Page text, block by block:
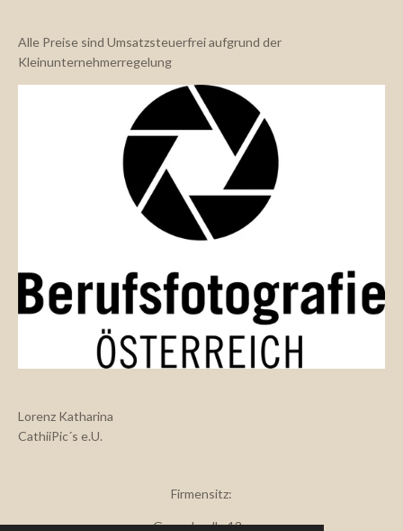
Alle Preise sind Umsatzsteuerfrei aufgrund der
Kleinunternehmerregelung
Lorenz Katharina
CathiiPic´s e.U.
Firmensitz:
Gewerbealle 13a,